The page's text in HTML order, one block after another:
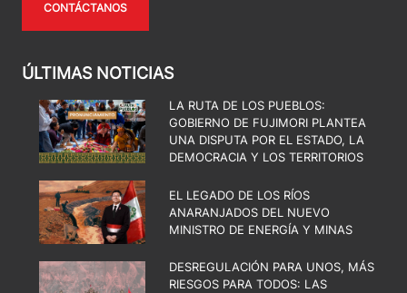
CONTÁCTANOS
ÚLTIMAS NOTICIAS
LA RUTA DE LOS PUEBLOS:
GOBIERNO DE FUJIMORI PLANTEA
UNA DISPUTA POR EL ESTADO, LA
DEMOCRACIA Y LOS TERRITORIOS
EL LEGADO DE LOS RÍOS
ANARANJADOS DEL NUEVO
MINISTRO DE ENERGÍA Y MINAS
DESREGULACIÓN PARA UNOS, MÁS
RIESGOS PARA TODOS: LAS